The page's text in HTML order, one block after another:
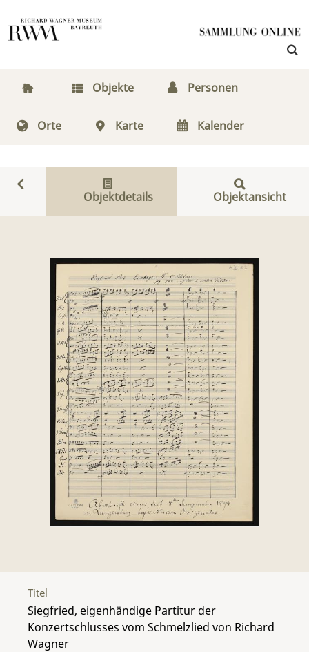
Objekte Personen
Orte Karte Kalender
Objektdetails Objektansicht
Titel
Siegfried, eigenhändige Partitur der
Konzertschlusses vom Schmelzlied von Richard
Wagner